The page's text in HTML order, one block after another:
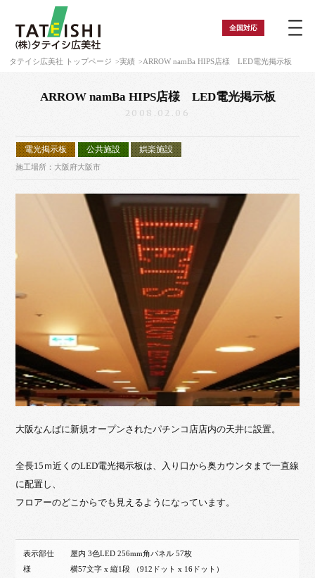
全国対応
タテイシ広美社 トップページ 実績 ARROW namBa HIPS店様 LED電光掲示板
ARROW namBa HIPS店様 LED電光掲示板
2008.02.06
電光掲示板 公共施設 娯楽施設
施工場所：大阪府大阪市
大阪なんばに新規オープンされたパチンコ店店内の天井に設置。
全長15ｍ近くのLED電光掲示板は、入り口から奥カウンタまで一直線
に配置し、
フロアーのどこからでも見えるようになっています。
表示部仕
様
屋内 3色LED 256mm角パネル 57枚
横57文字 x 縦1段 （912ドット x 16ドット）